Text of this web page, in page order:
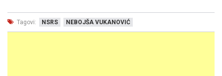
Tagovi: NSRS NEBOJŠA VUKANOVIĆ